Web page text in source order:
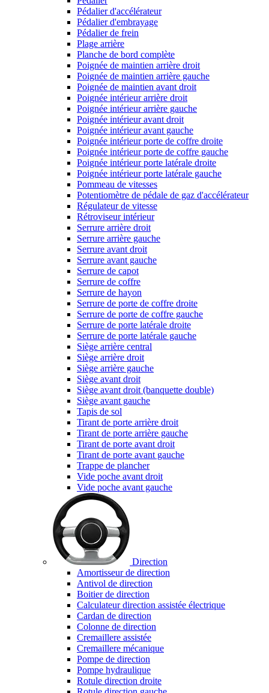
Pédalier d'accélérateur
Pédalier d'embrayage
Pédalier de frein
Plage arrière
Planche de bord complète
Poignée de maintien arrière droit
Poignée de maintien arrière gauche
Poignée de maintien avant droit
Poignée intérieur arrière droit
Poignée intérieur arrière gauche
Poignée intérieur avant droit
Poignée intérieur avant gauche
Poignée intérieur porte de coffre droite
Poignée intérieur porte de coffre gauche
Poignée intérieur porte latérale droite
Poignée intérieur porte latérale gauche
Pommeau de vitesses
Potentiomètre de pédale de gaz d'accélérateur
Régulateur de vitesse
Rétroviseur intérieur
Serrure arrière droit
Serrure arrière gauche
Serrure avant droit
Serrure avant gauche
Serrure de capot
Serrure de coffre
Serrure de hayon
Serrure de porte de coffre droite
Serrure de porte de coffre gauche
Serrure de porte latérale droite
Serrure de porte latérale gauche
Siège arrière central
Siège arrière droit
Siège arrière gauche
Siège avant droit
Siège avant droit (banquette double)
Siège avant gauche
Tapis de sol
Tirant de porte arrière droit
Tirant de porte arrière gauche
Tirant de porte avant droit
Tirant de porte avant gauche
Trappe de plancher
Vide poche avant droit
Vide poche avant gauche
Direction
Amortisseur de direction
Antivol de direction
Boitier de direction
Calculateur direction assistée électrique
Cardan de direction
Colonne de direction
Cremaillere assistée
Cremaillere mécanique
Pompe de direction
Pompe hydraulique
Rotule direction droite